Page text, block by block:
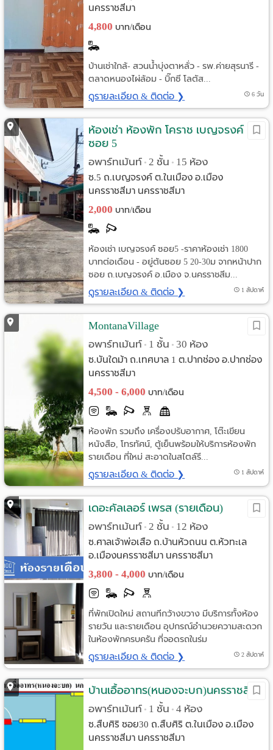
นครราชสีมา
4,800 บาท/เดือน
บ้านเช่าใกล้- สวนน้ำบุ่งตาหลั่ว - รพ.ค่ายสุรนารี -
ตลาดหนองไผ่ล้อม - บิ๊กซี โลตัส...
ดูรายละเอียด & ติดต่อ ❯ 6 วัน
ห้องเช่า ห้องพัก โคราช เบญจรงค์
ซอย 5
อพาร์ทเม้นท์ • 2 ชั้น • 15 ห้อง
ซ.5 ถ.เบญจรงค์ ต.ในเมือง อ.เมือง
นครราชสีมา นครราชสีมา
2,000 บาท/เดือน
ห้องเช่า เบญจรงค์ ซอย5 -ราคาห้องเช่า 1800
บาทต่อเดือน - อยู่ต้นซอย 5 20-30ม จากหน้าปาก
ซอย ถ.เบญจรงค์ อ.เมือง จ.นครราชสีม...
ดูรายละเอียด & ติดต่อ ❯ 1 สัปดาห์
MontanaVillage
อพาร์ทเม้นท์ • 1 ชั้น • 30 ห้อง
ซ.บันใดม้า ถ.เทศบาล 1 ต.ปากช่อง อ.ปากช่อง
นครราชสีมา
4,500 - 6,000 บาท/เดือน
ห้องพัก รวมถึง เครื่องปรับอากาศ, โต๊ะเขียน
หนังสือ, โทรทัศน์, ตู้เย็นพร้อมให้บริการห้องพัก
รายเดือน ที่ใหม่ สะอาดในสไตล์รี...
ดูรายละเอียด & ติดต่อ ❯ 1 สัปดาห์
เดอะคัลเลอร์ เพรส (รายเดือน)
อพาร์ทเม้นท์ • 2 ชั้น • 12 ห้อง
ซ.ศาลเจ้าพ่อเสือ ถ.บ้านหัวถนน ต.หัวทะเล
อ.เมืองนครราชสีมา นครราชสีมา
3,800 - 4,000 บาท/เดือน
ที่พักเปิดใหม่ สถานทีกว้างขวาง มีบริการทั้งห้อง
รายวัน และรายเดือน อุปกรณ์อำนวยความสะดวก
ในห้องพักครบครัน ที่จอดรถในร่ม
ดูรายละเอียด & ติดต่อ ❯ 2 สัปดาห์
บ้านเอื้ออาทร(หนองจะบก)นครราชสีมา
อพาร์ทเม้นท์ • 1 ชั้น • 4 ห้อง
ซ.สืบศิริ ซอย30 ถ.สืบศิริ ต.ในเมือง อ.เมือง
นครราชสีมา นครราชสีมา